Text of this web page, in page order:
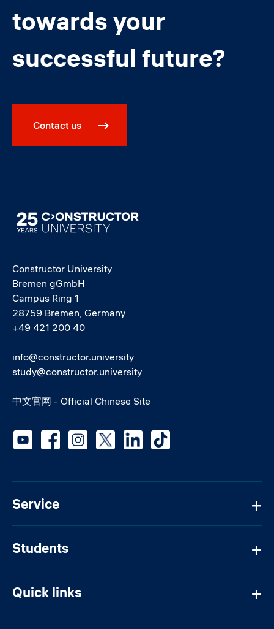
towards your
successful future?
Contact us
Image
Constructor University
Bremen gGmbH
Campus Ring 1
28759 Bremen, Germany
+49 421 200 40
info@constructor.university
study@constructor.university
中文官网 - Official Chinese Site
Service
Students
Quick links
Social media